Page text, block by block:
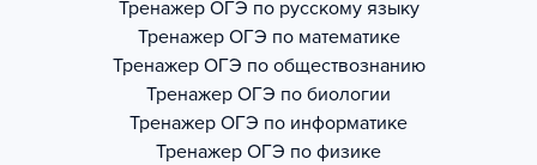
Тренажер ОГЭ по русскому языку
Тренажер ОГЭ по математике
Тренажер ОГЭ по обществознанию
Тренажер ОГЭ по биологии
Тренажер ОГЭ по информатике
Тренажер ОГЭ по физике